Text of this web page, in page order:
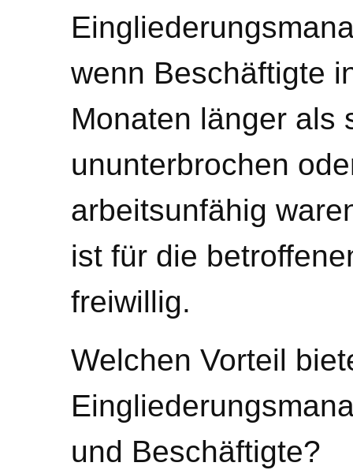
wenn Beschäftigte
Monaten länger als
ununterbrochen
arbeitsunfähig
ist für die
freiwillig.
Welchen Vorteil
und Beschäftigte?